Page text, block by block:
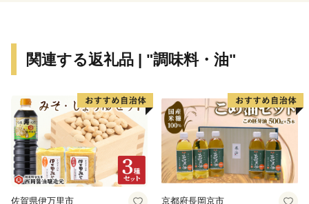
関連する返礼品 | "調味料・油"
佐賀県伊万里市 京都府長岡京市